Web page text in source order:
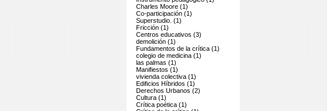
Charles Moore (1)
Co-participación (1)
Superstudio. (1)
Fricción (1)
Centros educativos (3)
demolición (1)
Fundamentos de la crítica (1)
colegio de medicina (1)
las palmas (1)
Manifiestos (1)
vivienda colectiva (1)
Edificios Híbridos (1)
Derechos Urbanos (2)
Cultura (1)
Crítica poética (1)